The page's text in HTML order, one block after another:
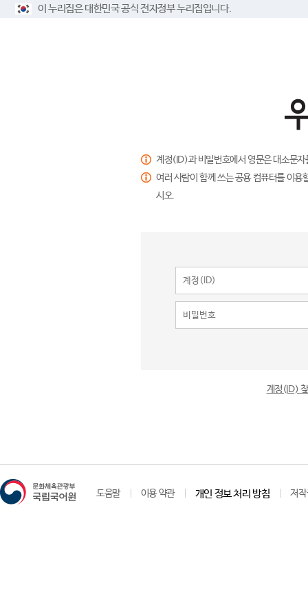
이 누리집은 대한민국 공식 전자정부 누리집입니다.
계정(ID)과 비밀번호에서 영문은 대소문
여러 사람이 함께 쓰는 공용 컴퓨터를 이
시오.
계정(ID)
도움말 이용 약관 개인 정보 처리 방침 저